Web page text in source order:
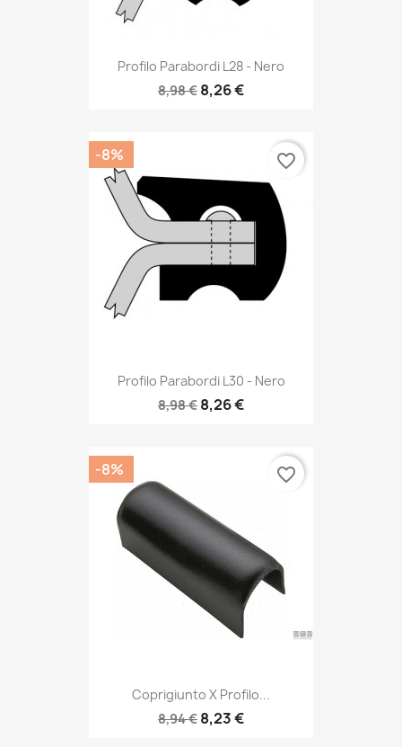
Profilo Parabordi L28 - Nero
8,98 € 8,26 €
Profilo Parabordi L30 - Nero
8,98 € 8,26 €
-8% favorite_border
Coprigiunto X Profilo...
8,94 € 8,23 €
-8% favorite_border